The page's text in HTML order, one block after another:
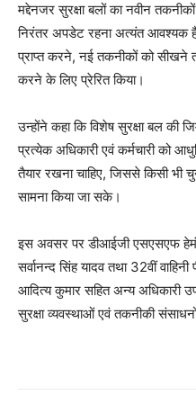
मद्देनजर सुरक्षा बलों का नवीन
निरंतर अपडेट रहना अत्यंत आवश्यक है।
प्राप्त करने, नई तकनीकों को सीखने
करने के लिए प्रेरित किया।
उन्होंने कहा कि विशेष सुरक्षा बल की
प्रत्येक अधिकारी एवं कर्मचारी को
तैयार रखना चाहिए, जिससे किसी भी
सामना किया जा सके।
इस अवसर पर डीआईजी एसएसएफ
सर्वानन्द सिंह यादव तथा 32वीं
आदित्य कुमार सहित अन्य अधिकारी
सुरक्षा व्यवस्थाओं एवं तकनीकी